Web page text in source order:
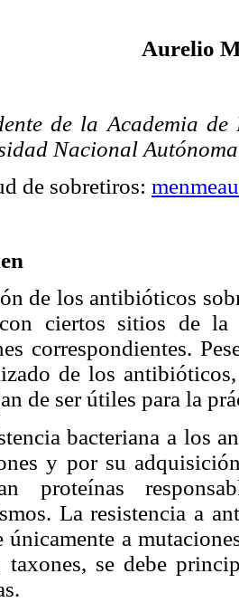
Aurelio
de la Academia
Nacional
de sobretiros:
de los antibióticos
ciertos sitios de la
correspondientes.
de los
de ser útiles para la
bacteriana a los
y por su
proteínas
La resistencia a
únicamente a
se debe